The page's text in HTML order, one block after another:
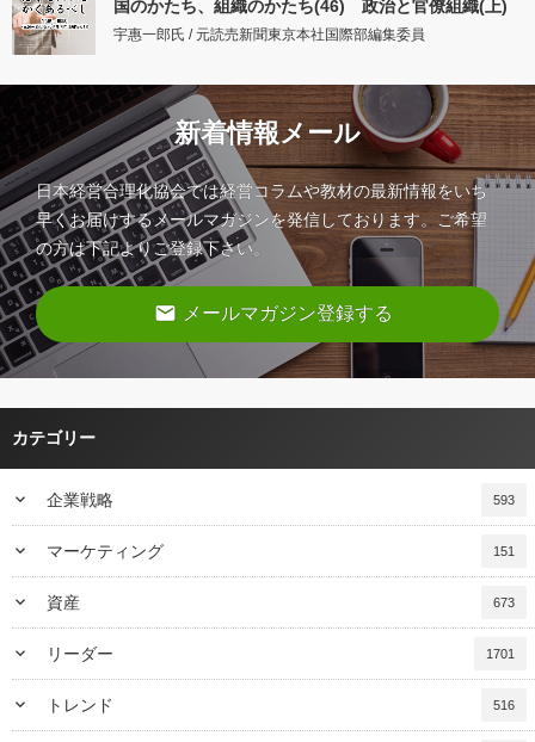
国のかたち、組織のかたち(46) 政治と官僚組織(上)
宇惠一郎氏 / 元読売新聞東京本社国際部編集委員
新着情報メール
日本経営合理化協会では経営コラムや教材の最新情報をいち
早くお届けするメールマガジンを発信しております。ご希望
の方は下記よりご登録下さい。
email メールマガジン登録する
カテゴリー
keyboard_arrow_down 企業戦略 593
keyboard_arrow_down マーケティング 151
keyboard_arrow_down 資産 673
keyboard_arrow_down リーダー 1701
keyboard_arrow_down トレンド 516